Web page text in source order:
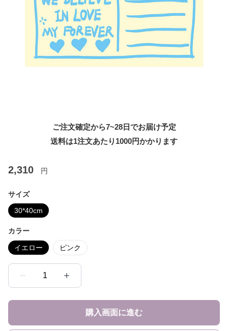
ご注文確定から7~28日でお届け予定
送料は1注文あたり 1000円かかります
2,310 円
サイズ
30*40cm
カラー
イエロー ピンク
1
購入画面に進む